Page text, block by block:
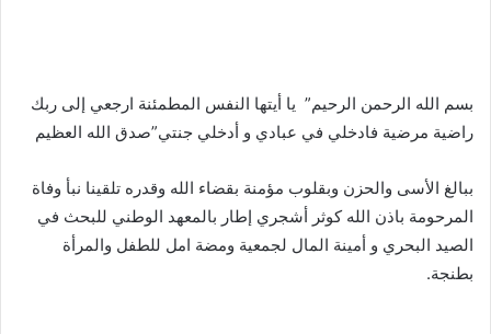
بسم الله الرحمن الرحيم” يا أيتها النفس المطمئنة ارجعي إلى ربك
راضية مرضية فادخلي في عبادي و أدخلي جنتي”صدق الله العظيم
ببالغ الأسى والحزن وبقلوب مؤمنة بقضاء الله وقدره تلقينا نبأ وفاة
المرحومة باذن الله كوثر أشجري إطار بالمعهد الوطني للبحث في
الصيد البحري و أمينة المال لجمعية ومضة امل للطفل والمرأة
بطنجة.